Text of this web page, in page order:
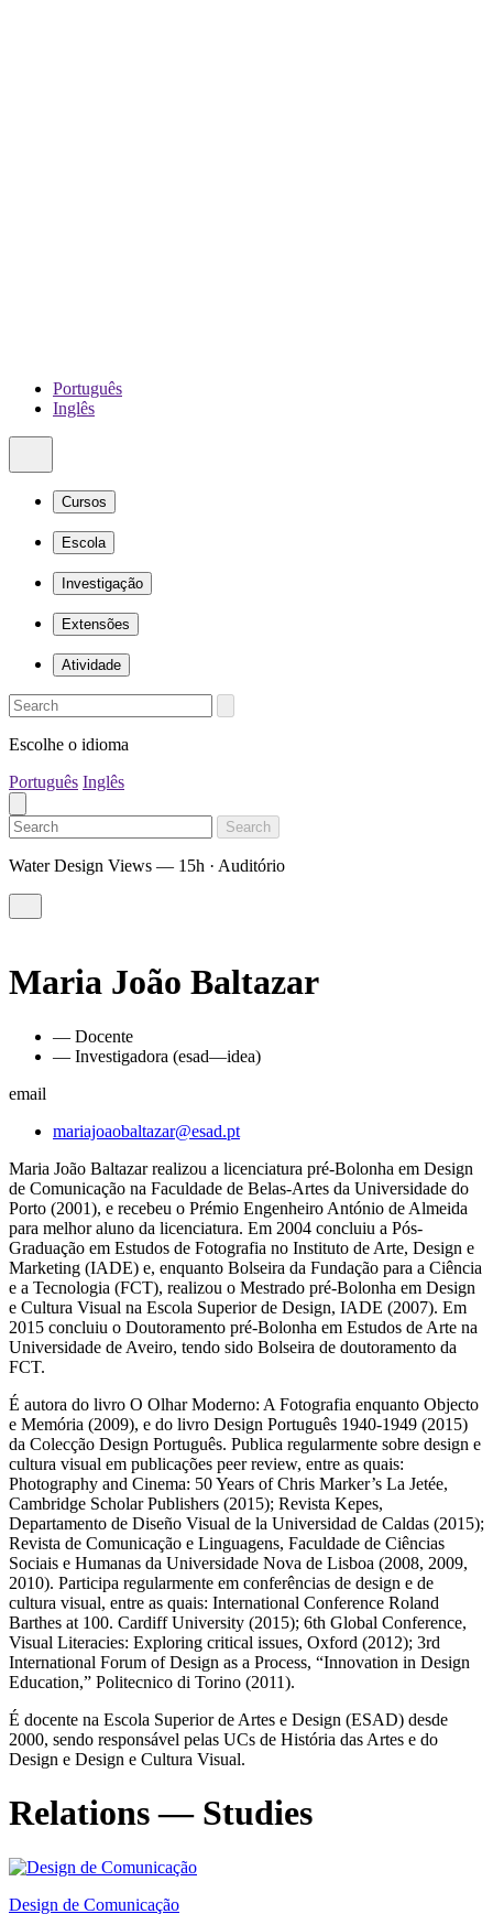
Português
Inglês
Cursos
Escola
Investigação
Extensões
Atividade
Escolhe o idioma
Português Inglês
Search
Water Design Views — 15h · Auditório
Maria João Baltazar
— Docente
— Investigadora (esad—idea)
email
mariajoaobaltazar@esad.pt
Maria João Baltazar realizou a licenciatura pré-Bolonha em Design
de Comunicação na Faculdade de Belas-Artes da Universidade do
Porto (2001), e recebeu o Prémio Engenheiro António de Almeida
para melhor aluno da licenciatura. Em 2004 concluiu a Pós-
Graduação em Estudos de Fotografia no Instituto de Arte, Design e
Marketing (IADE) e, enquanto Bolseira da Fundação para a Ciência
e a Tecnologia (FCT), realizou o Mestrado pré-Bolonha em Design
e Cultura Visual na Escola Superior de Design, IADE (2007). Em
2015 concluiu o Doutoramento pré-Bolonha em Estudos de Arte na
Universidade de Aveiro, tendo sido Bolseira de doutoramento da
FCT.
É autora do livro O Olhar Moderno: A Fotografia enquanto Objecto
e Memória (2009), e do livro Design Português 1940-1949 (2015)
da Colecção Design Português. Publica regularmente sobre design e
cultura visual em publicações peer review, entre as quais:
Photography and Cinema: 50 Years of Chris Marker’s La Jetée,
Cambridge Scholar Publishers (2015); Revista Kepes,
Departamento de Diseño Visual de la Universidad de Caldas (2015);
Revista de Comunicação e Linguagens, Faculdade de Ciências
Sociais e Humanas da Universidade Nova de Lisboa (2008, 2009,
2010). Participa regularmente em conferências de design e de
cultura visual, entre as quais: International Conference Roland
Barthes at 100. Cardiff University (2015); 6th Global Conference,
Visual Literacies: Exploring critical issues, Oxford (2012); 3rd
International Forum of Design as a Process, “Innovation in Design
Education,” Politecnico di Torino (2011).
É docente na Escola Superior de Artes e Design (ESAD) desde
2000, sendo responsável pelas UCs de História das Artes e do
Design e Design e Cultura Visual.
Relations — Studies
Design de Comunicação